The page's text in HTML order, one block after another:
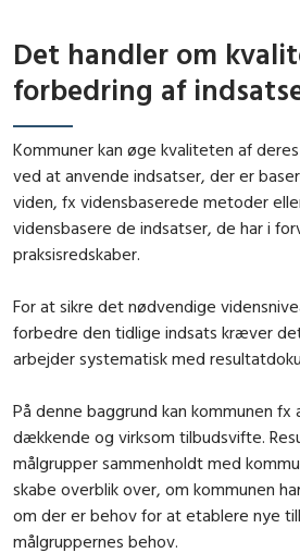
Det handler om
forbedring af
Kommuner kan øge kvaliteten af
ved at anvende indsatser, der er
viden, fx vidensbaserede metoder
vidensbasere de indsatser, de har i
praksisredskaber.
For at sikre det nødvendige
forbedre den tidlige indsats kræver
arbejder systematisk med
På denne baggrund kan kommunen
dækkende og virksom tilbudsvifte.
målgrupper sammenholdt med
skabe overblik over, om kommunen
om der er behov for at etablere nye
målgruppernes behov.